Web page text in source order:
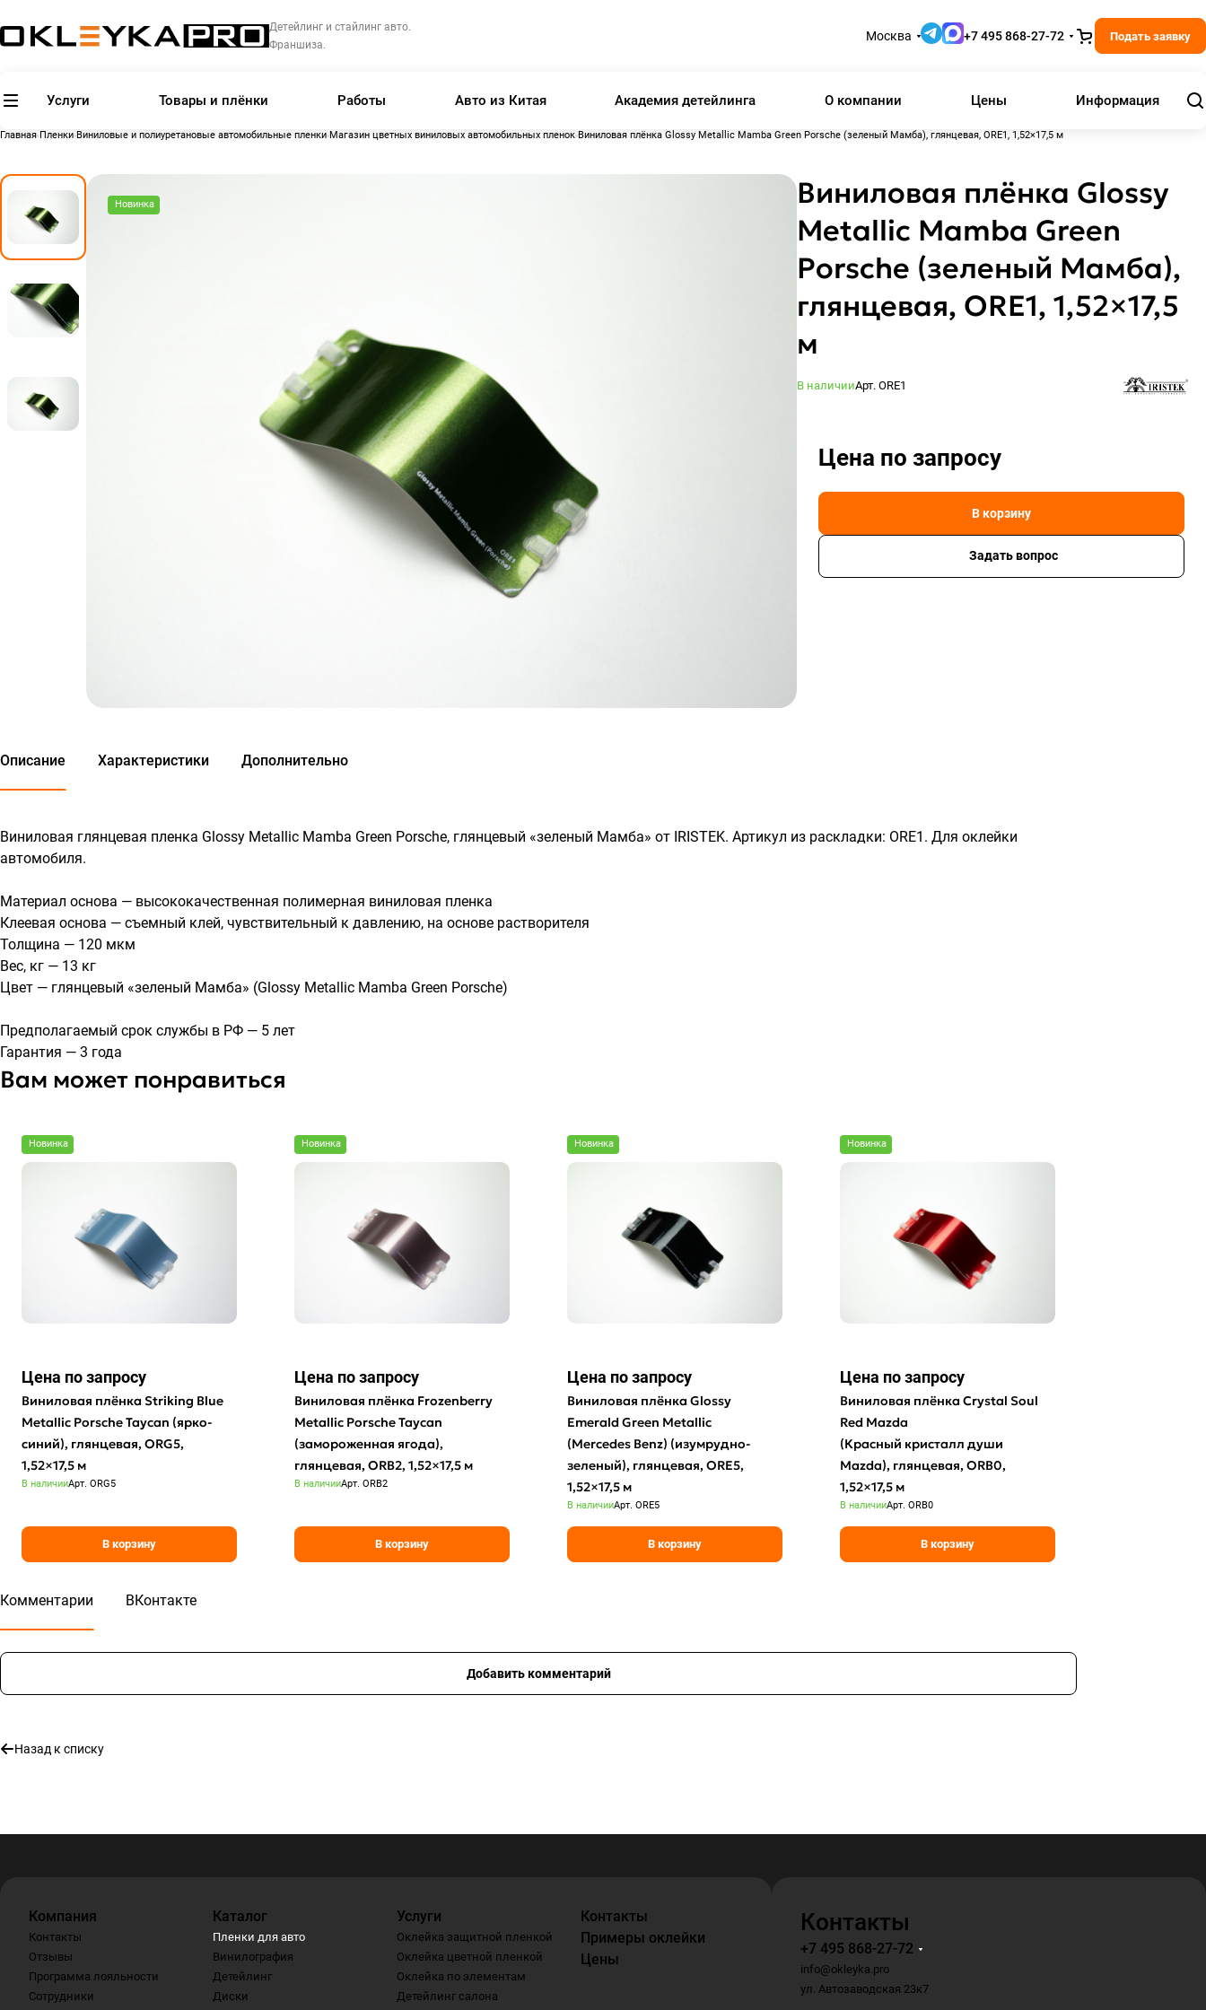
Детейлинг и стайлинг авто.
Франшиза.
Москва +7 495 868-27-72 Подать заявку
Услуги Товары и плёнки Работы Авто из Китая Академия детейлинга О компании Цены Информация
Главная Пленки Виниловые и полиуретановые автомобильные пленки Магазин цветных виниловых автомобильных пленок Виниловая плёнка Glossy Metallic Mamba Green Porsche (зеленый Мамба), глянцевая, ORE1, 1,52×17,5 м
Новинка
Виниловая плёнка Glossy
Metallic Mamba Green
Porsche (зеленый Мамба),
глянцевая, ORE1, 1,52×17,5
м
В наличииАрт. ORE1
Цена по запросу
В корзину
Задать вопрос
Описание Характеристики Дополнительно
Виниловая глянцевая пленка Glossy Metallic Mamba Green Porsche, глянцевый «зеленый Мамба» от IRISTEK. Артикул из раскладки: ORE1. Для оклейки
автомобиля.
Материал основа — высококачественная полимерная виниловая пленка
Клеевая основа — съемный клей, чувствительный к давлению, на основе растворителя
Толщина — 120 мкм
Вес, кг — 13 кг
Цвет — глянцевый «зеленый Мамба» (Glossy Metallic Mamba Green Porsche)
Предполагаемый срок службы в РФ — 5 лет
Гарантия — 3 года
Вам может понравиться
Новинка
Цена по запросу
Виниловая плёнка Striking Blue
Metallic Porsche Taycan (ярко-
синий), глянцевая, ORG5,
1,52×17,5 м
В наличииАрт. ORG5
В корзину
Новинка
Цена по запросу
Виниловая плёнка Frozenberry
Metallic Porsche Taycan
(замороженная ягода),
глянцевая, ORB2, 1,52×17,5 м
В наличииАрт. ORB2
В корзину
Новинка
Цена по запросу
Виниловая плёнка Glossy
Emerald Green Metallic
(Mercedes Benz) (изумрудно-
зеленый), глянцевая, ORE5,
1,52×17,5 м
В наличииАрт. ORE5
В корзину
Новинка
Цена по запросу
Виниловая плёнка Crystal Soul
Red Mazda
(Красный кристалл души
Mazda), глянцевая, ORB0,
1,52×17,5 м
В наличииАрт. ORB0
В корзину
Комментарии ВКонтакте
Добавить комментарий
Назад к списку
Компания
Контакты
Отзывы
Программа лояльности
Сотрудники
Каталог
Пленки для авто
Винилография
Детейлинг
Диски
Услуги
Оклейка защитной пленкой
Оклейка цветной пленкой
Оклейка по элементам
Детейлинг салона
Контакты
Примеры оклейки
Цены
Контакты
+7 495 868-27-72
info@okleyka.pro
ул. Автозаводская 23к7